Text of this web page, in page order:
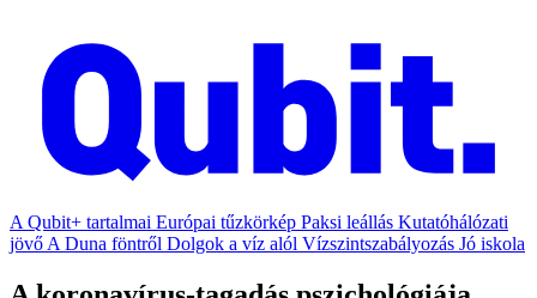
A Qubit+ tartalmai Európai tűzkörkép Paksi leállás Kutatóhálózati
jövő A Duna föntről Dolgok a víz alól Vízszintszabályozás Jó iskola